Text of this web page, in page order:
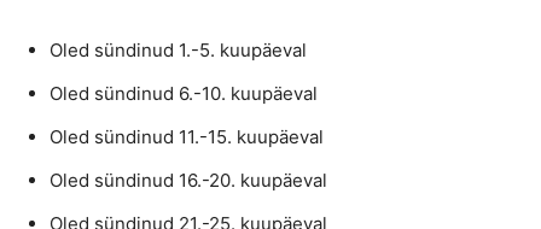
Oled sündinud 1.-5. kuupäeval
Oled sündinud 6.-10. kuupäeval
Oled sündinud 11.-15. kuupäeval
Oled sündinud 16.-20. kuupäeval
Oled sündinud 21.-25. kuupäeval